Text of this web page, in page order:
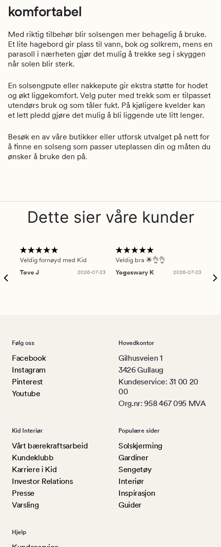
komfortabel
Med riktig tilbehør blir solsengen mer behagelig å bruke.
Et lite hagebord gir plass til vann, bok og solkrem, mens en
parasoll i nærheten gjør det mulig å trekke seg i skyggen
når solen blir sterk.
En solsengpute eller nakkepute gir ekstra støtte for hodet
og økt liggekomfort. Velg puter med trekk som er tilpasset
utendørs bruk og som tåler fukt. På kjøligere kvelder kan
et lett pledd gjøre det mulig å bli liggende ute litt lenger.
Besøk en av våre butikker eller utforsk utvalget på nett for
å finne en solseng som passer uteplassen din og måten du
ønsker å bruke den på.
Dette sier våre kunder
Veldig fornøyd med Kid
Tove J
2026-07-23
Veldig bra 🌟👌👌
Yogeswary K
2026-07-23
Følg oss
Facebook
Instagram
Pinterest
Youtube
Hovedkontor
Gilhusveien 1
3426 Gullaug
Kundeservice: 31 00 20
00
Org.nr: 958 467 095 MVA
Kid Interiør
Vårt bærekraftsarbeid
Kundeklubb
Karriere i Kid
Investor Relations
Presse
Varsling
Populære sider
Solskjerming
Gardiner
Sengetøy
Interiør
Inspirasjon
Guider
Hjelp